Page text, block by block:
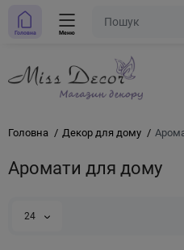
Головна Меню
Головна Декор для дому
Аромати для дому
24